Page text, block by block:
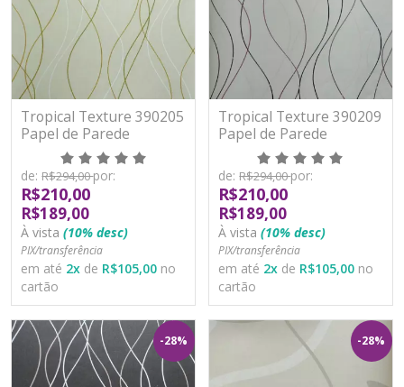
Tropical Texture 390205
Papel de Parede
Moderno Vinílico
Lavável
de: R$294,00por:
R$210,00
R$189,00
À vista (10% desc)
PIX/transferência
em até 2x de R$105,00 no
cartão
Tropical Texture 390209
Papel de Parede
Moderno Vinílico
Lavável
de: R$294,00por:
R$210,00
R$189,00
À vista (10% desc)
PIX/transferência
em até 2x de R$105,00 no
cartão
-28% -28%